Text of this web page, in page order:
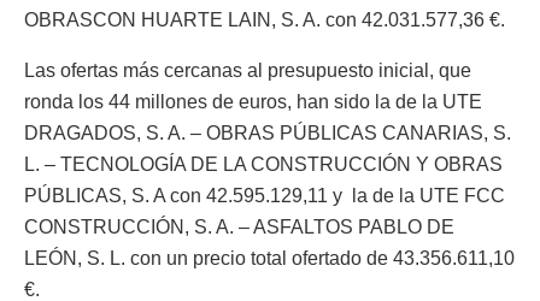
OBRASCON HUARTE LAIN, S. A. con 42.031.577,36 €.
Las ofertas más cercanas al presupuesto inicial, que
ronda los 44 millones de euros, han sido la de la UTE
DRAGADOS, S. A. – OBRAS PÚBLICAS CANARIAS, S.
L. – TECNOLOGÍA DE LA CONSTRUCCIÓN Y OBRAS
PÚBLICAS, S. A con 42.595.129,11 y la de la UTE FCC
CONSTRUCCIÓN, S. A. – ASFALTOS PABLO DE
LEÓN, S. L. con un precio total ofertado de 43.356.611,10
€.